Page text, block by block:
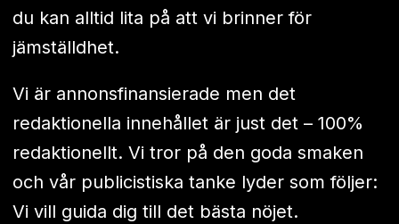
du kan alltid lita på att vi brinner för
jämställdhet.
Vi är annonsfinansierade men det
redaktionella innehållet är just det – 100%
redaktionellt. Vi tror på den goda smaken
och vår publicistiska tanke lyder som följer:
Vi vill guida dig till det bästa nöjet.